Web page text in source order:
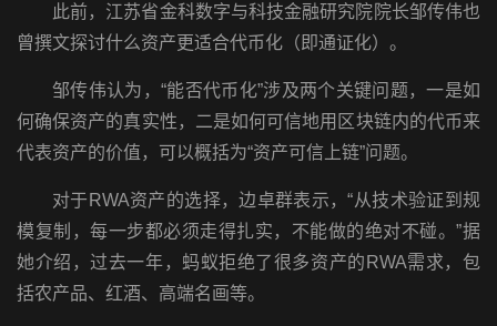
此前，江苏省金科数字与科技金融研究院院长邹传伟也
曾撰文探讨什么资产更适合代币化（即通证化）。
邹传伟认为，“能否代币化”涉及两个关键问题，一是如
何确保资产的真实性，二是如何可信地用区块链内的代币来
代表资产的价值，可以概括为“资产可信上链”问题。
对于RWA资产的选择，边卓群表示，“从技术验证到规
模复制，每一步都必须走得扎实，不能做的绝对不碰。”据
她介绍，过去一年，蚂蚁拒绝了很多资产的RWA需求，包
括农产品、红酒、高端名画等。